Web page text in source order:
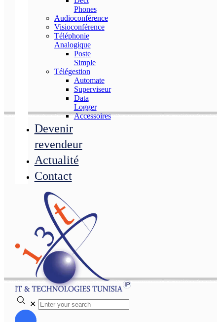
Phones
Audioconférence
Visioconférence
Téléphonie
Analogique
Poste
Simple
Télégestion
Automate
Superviseur
Data
Logger
Accessoires
Devenir
revendeur
Actualité
Contact
✕